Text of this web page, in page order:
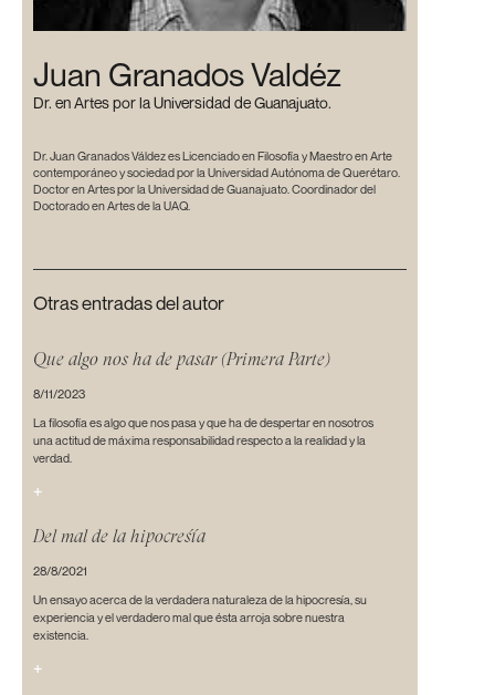
Juan Granados Valdéz
Dr. en Artes por la Universidad de Guanajuato.
Dr. Juan Granados Váldez es Licenciado en Filosofía y Maestro en Arte
contemporáneo y sociedad por la Universidad Autónoma de Querétaro.
Doctor en Artes por la Universidad de Guanajuato. Coordinador del
Doctorado en Artes de la UAQ.
Otras entradas del autor
Que algo nos ha de pasar (Primera Parte)
8/11/2023
La filosofía es algo que nos pasa y que ha de despertar en nosotros
una actitud de máxima responsabilidad respecto a la realidad y la
verdad.
+
Del mal de la hipocreśía
28/8/2021
Un ensayo acerca de la verdadera naturaleza de la hipocresía, su
experiencia y el verdadero mal que ésta arroja sobre nuestra
existencia.
+